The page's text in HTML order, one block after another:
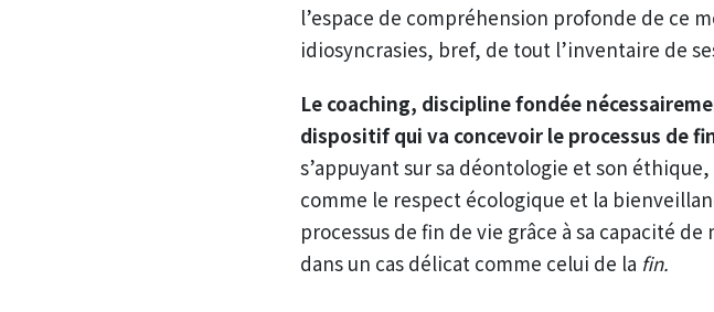
l’espace de compréhension profonde de ce
idiosyncrasies, bref, de tout l’inventaire de
Le coaching, discipline fondée
dispositif qui va concevoir le processus de
s’appuyant sur sa déontologie et son
comme le respect écologique et la
processus de fin de vie grâce à sa capacité
dans un cas délicat comme celui de la fin.